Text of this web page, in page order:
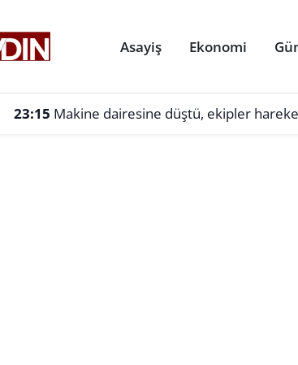
Asayiş Ekonomi
23:15 Makine dairesine düştü, ekipler